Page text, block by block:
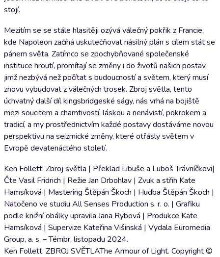
stojí.
Mezitím se se stále hlasitěji ozývá válečný pokřik z Francie,
kde Napoleon začíná uskutečňovat násilný plán s cílem stát se
pánem světa. Zatímco se zpochybňované společenské
instituce hroutí, promítají se změny i do životů našich postav,
jimž nezbývá než počítat s budoucností a světem, který musí
znovu vybudovat z válečných trosek. Zbroj světla, tento
úchvatný další díl kingsbridgeské ságy, nás vrhá na bojiště
mezi soucitem a chamtivostí, láskou a nenávistí, pokrokem a
tradicí, a my prostřednictvím každé postavy dostáváme novou
perspektivu na seizmické změny, které otřásly světem v
Evropě devatenáctého století.
Ken Follett: Zbroj světla | Překlad Libuše a Luboš Trávníčkovi|
Čte Vasil Fridrich | Režie Jan Drbohlav | Zvuk a střih Kate
Hamsíková | Mastering Štěpán Škoch | Hudba Štěpán Škoch |
Natočeno ve studiu All Senses Production s. r. o. | Grafiku
podle knižní obálky upravila Jana Rybová | Produkce Kate
Hamsíková | Supervize Kateřina Višinská | Vydala Euromedia
Group, a. s. – Témbr, listopadu 2024.
Ken Follett. ZBROJ SVĚTLAThe Armour of Light. Copyright ©